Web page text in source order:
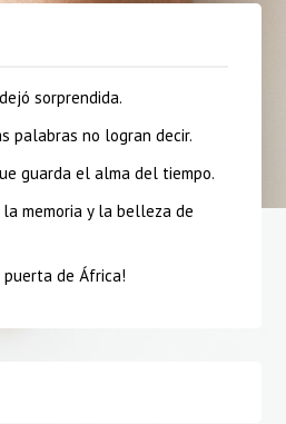
sorprendida.
palabras no logran decir.
guarda el alma del tiempo.
memoria y la belleza de
puerta de África!